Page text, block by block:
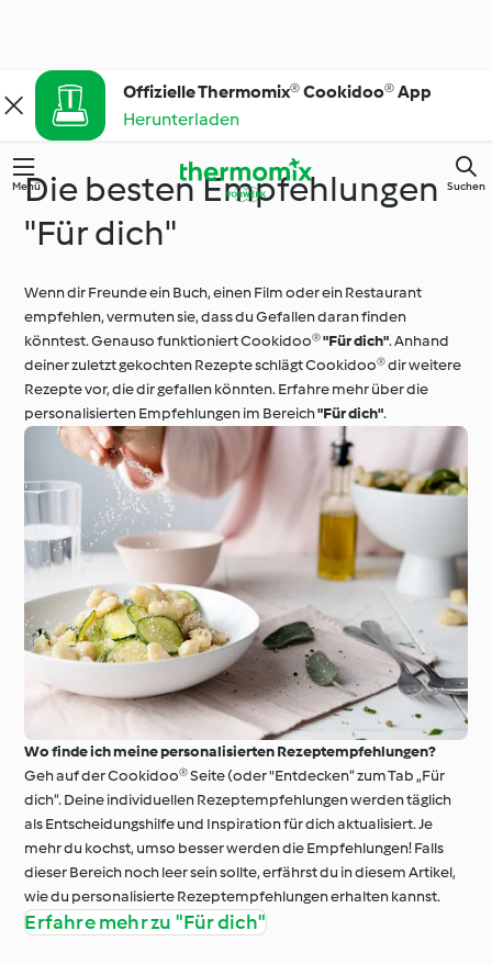
Offizielle Thermomix® Cookidoo® App
Herunterladen
Menü Suchen
Die besten Empfehlungen
"Für dich"
Wenn dir Freunde ein Buch, einen Film oder ein Restaurant
empfehlen, vermuten sie, dass du Gefallen daran finden
könntest. Genauso funktioniert Cookidoo®"Für dich". Anhand
deiner zuletzt gekochten Rezepte schlägt Cookidoo® dir weitere
Rezepte vor, die dir gefallen könnten. Erfahre mehr über die
personalisierten Empfehlungen im Bereich"Für dich".
Wo finde ich meine personalisierten Rezeptempfehlungen?
Geh auf der Cookidoo® Seite (oder "Entdecken“ zum Tab „Für
dich“. Deine individuellen Rezeptempfehlungen werden täglich
als Entscheidungshilfe und Inspiration für dich aktualisiert. Je
mehr du kochst, umso besser werden die Empfehlungen! Falls
dieser Bereich noch leer sein sollte, erfährst du in diesem Artikel,
wie du personalisierte Rezeptempfehlungen erhalten kannst.
Erfahre mehr zu "Für dich"